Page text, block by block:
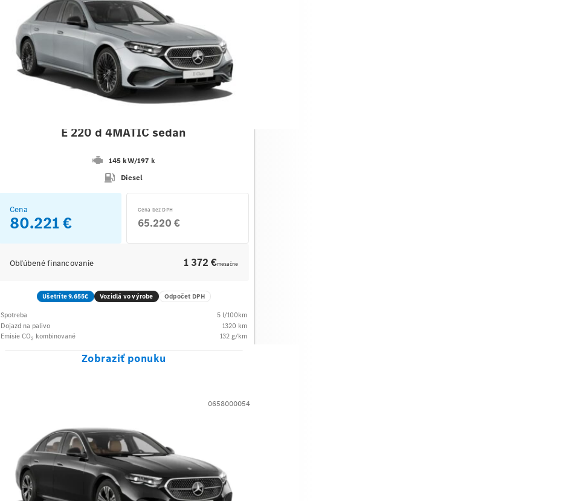
E 220 d 4MATIC sedan
145 kW/197 k
Diesel
Cena
80.221 €
Cena bez DPH
65.220 €
Obľúbené financovanie 1 372 €mesačne
Ušetríte 9.655€ Vozidlá vo výrobe Odpočet DPH
Spotreba 5 l/100km
Dojazd na palivo
1320 km
Emisie CO2 kombinované 132 g/km
Zobraziť ponuku
0658000054